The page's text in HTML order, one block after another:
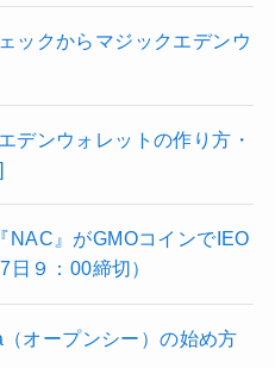
ックからマジックエデンウ
デンウォレットの作り方・
NAC』がGMOコインでIEO
９：00締切）
オープンシー）の始め方